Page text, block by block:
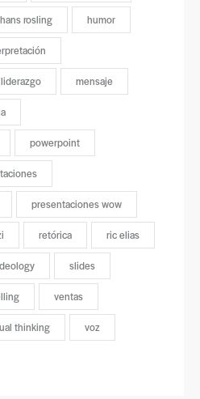
hans rosling humor
liderazgo mensaje
powerpoint
presentaciones wow
retórica ric elias
slides
ventas
thinking voz